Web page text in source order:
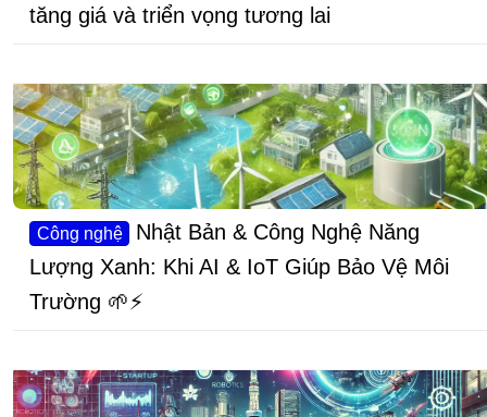
tăng giá và triển vọng tương lai
Công nghệ
Nhật Bản & Công Nghệ Năng
Lượng Xanh: Khi AI & IoT Giúp Bảo Vệ Môi
Trường 🌱⚡